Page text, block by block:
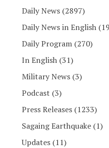
Daily News (2897)
Daily News in English
Daily Program (270)
In English (31)
Military News (3)
Podcast (3)
Press Releases (1233)
Sagaing Earthquake (1)
Updates (11)